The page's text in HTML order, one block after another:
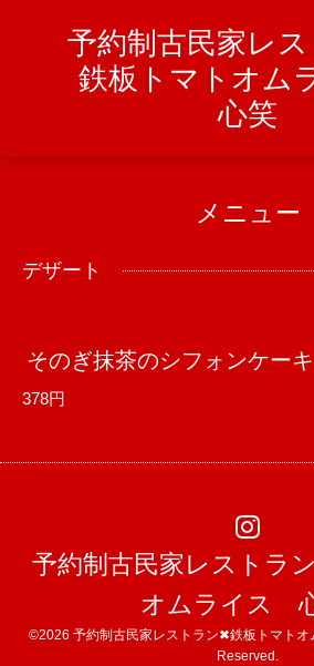
予約制古民家レ
鉄板トマトオム
心笑
メニュー
デザート
そのぎ抹茶のシフォンケーキ
378円
予約制古民家レストラ
オムライス
©2026 予約制古民家レストラン✖︎鉄板トマト
Reserved.